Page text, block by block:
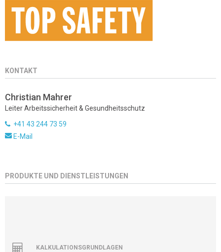
KONTAKT
Christian Mahrer
Leiter Arbeitssicherheit & Gesundheitsschutz
+41 43 244 73 59
E-Mail
PRODUKTE UND DIENSTLEISTUNGEN
KALKULATIONSGRUNDLAGEN